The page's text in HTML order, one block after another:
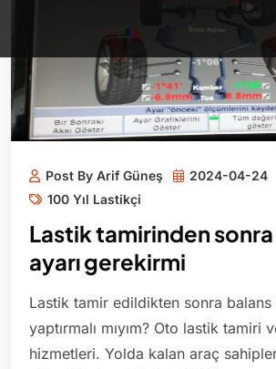
Post By Arif Güneş
2024-04-24
100 Yıl Lastikçi
Lastik tamirinden
ayarı gerekirmi
Lastik tamir edildikten sonra balans
yaptırmalı mıyım? Oto lastik tamiri
hizmetleri. Yolda kalan araç